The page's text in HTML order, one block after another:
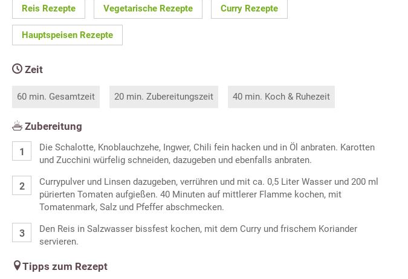
Reis Rezepte Vegetarische Rezepte Curry Rezepte
Hauptspeisen Rezepte
Zeit
60 min. Gesamtzeit 20 min. Zubereitungszeit 40 min. Koch & Ruhezeit
Zubereitung
Die Schalotte, Knoblauchzehe, Ingwer, Chili fein hacken und in Öl anbraten. Karotten
und Zucchini würfelig schneiden, dazugeben und ebenfalls anbraten.
Currypulver und Linsen dazugeben, verrühren und mit ca. 0,5 Liter Wasser und 200 ml
pürierten Tomaten aufgießen. 40 Minuten auf mittlerer Flamme kochen, mit
Tomatenmark, Salz und Pfeffer abschmecken.
Den Reis in Salzwasser bissfest kochen, mit dem Curry und frischem Koriander
servieren.
Tipps zum Rezept